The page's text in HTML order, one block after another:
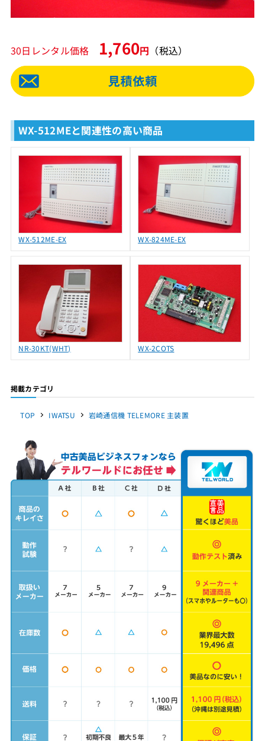
30日レンタル価格 1,760円 （税込）
WX-512MEと関連性の高い商品
WX-512ME-EX WX-824ME-EX
NR-30KT(WHT) WX-2COTS
掲載カテゴリ
TOP IWATSU 岩崎通信機 TELEMORE 主装置